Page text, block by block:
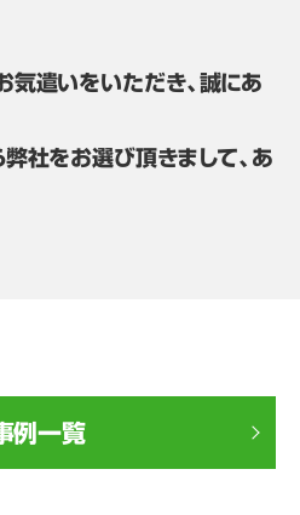
気遣いをいただき、誠にあ
社をお選び頂きまして、あ
例一覧